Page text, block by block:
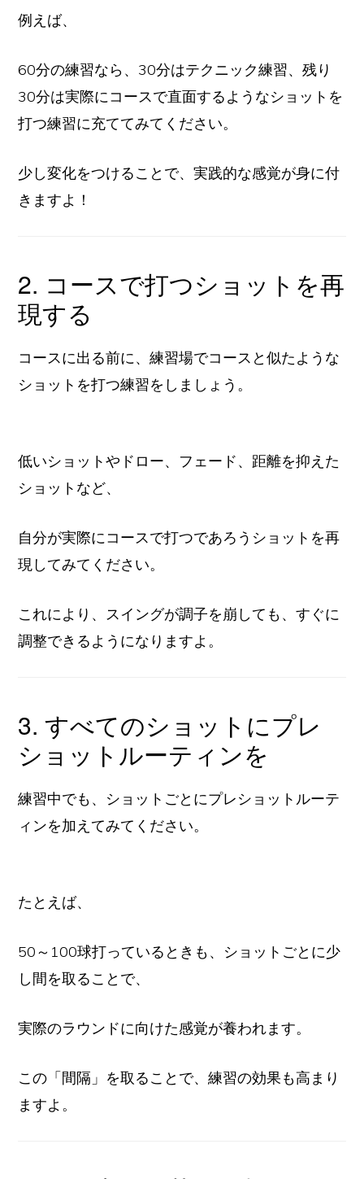
例えば、
60分の練習なら、30分はテクニック練習、残り
30分は実際にコースで直面するようなショットを
打つ練習に充ててみてください。
少し変化をつけることで、実践的な感覚が身に付
きますよ！
2. コースで打つショットを再
現する
コースに出る前に、練習場でコースと似たような
ショットを打つ練習をしましょう。
低いショットやドロー、フェード、距離を抑えた
ショットなど、
自分が実際にコースで打つであろうショットを再
現してみてください。
これにより、スイングが調子を崩しても、すぐに
調整できるようになりますよ。
3. すべてのショットにプレ
ショットルーティンを
練習中でも、ショットごとにプレショットルーテ
ィンを加えてみてください。
たとえば、
50～100球打っているときも、ショットごとに少
し間を取ることで、
実際のラウンドに向けた感覚が養われます。
この「間隔」を取ることで、練習の効果も高まり
ますよ。